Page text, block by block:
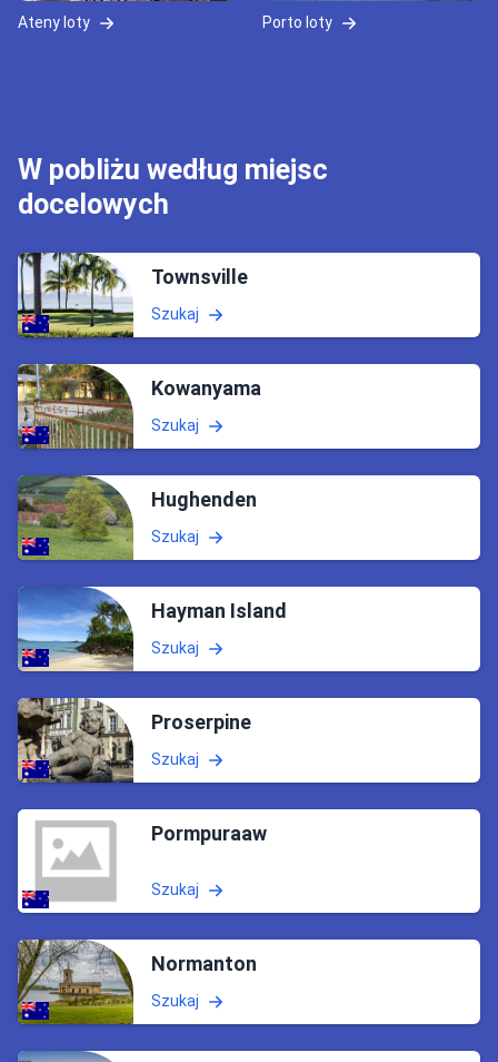
Ateny loty Porto loty
W pobliżu według miejsc
docelowych
Townsville
Szukaj
Kowanyama
Szukaj
Hughenden
Szukaj
Hayman Island
Szukaj
Proserpine
Szukaj
Pormpuraaw
Szukaj
Normanton
Szukaj